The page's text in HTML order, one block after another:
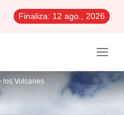
Finaliza: 12 ago., 2026
los Volcanes